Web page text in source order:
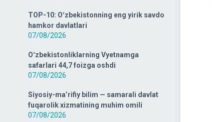
TOP-10: Oʻzbekistonning eng yirik savdo
hamkor davlatlari
07/08/2026
Oʻzbekistonliklarning Vyetnamga
safarlari 44,7 foizga oshdi
07/08/2026
Siyosiy-ma’rifiy bilim — samarali davlat
fuqarolik xizmatining muhim omili
07/08/2026